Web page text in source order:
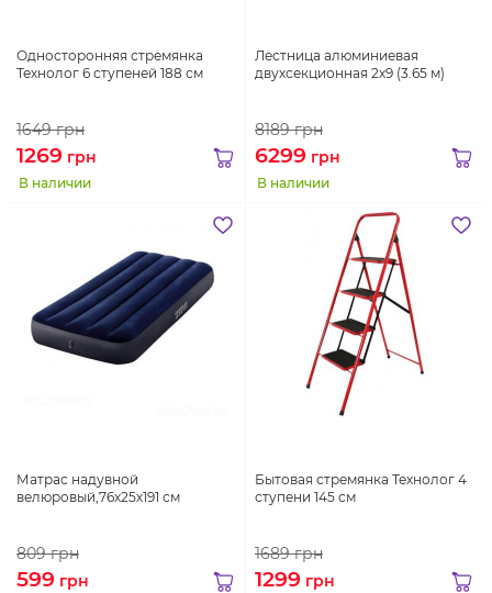
Односторонняя стремянка
Технолог 6 ступеней 188 см
1649грн
1269 грн
В наличии
Лестница алюминиевая
двухсекционная 2х9 (3.65 м)
8189грн
6299 грн
В наличии
Матрас надувной
велюровый,76х25х191 см
809грн
599 грн
Бытовая стремянка Технолог 4
ступени 145 см
1689грн
1299 грн